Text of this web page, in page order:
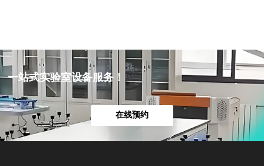
一站式实验室设备服务！
在线预约